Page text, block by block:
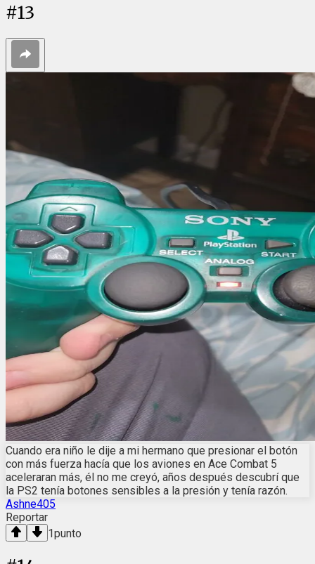
#13
Cuando era niño le dije a mi hermano que presionar el botón
con más fuerza hacía que los aviones en Ace Combat 5
aceleraran más, él no me creyó, años después descubrí que
la PS2 tenía botones sensibles a la presión y tenía razón.
Ashne405
Reportar
1punto